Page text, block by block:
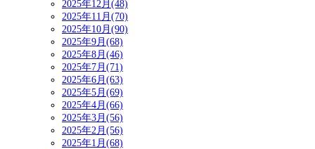
2025年12月(48)
2025年11月(70)
2025年10月(90)
2025年9月(68)
2025年8月(46)
2025年7月(71)
2025年6月(63)
2025年5月(69)
2025年4月(66)
2025年3月(56)
2025年2月(56)
2025年1月(68)